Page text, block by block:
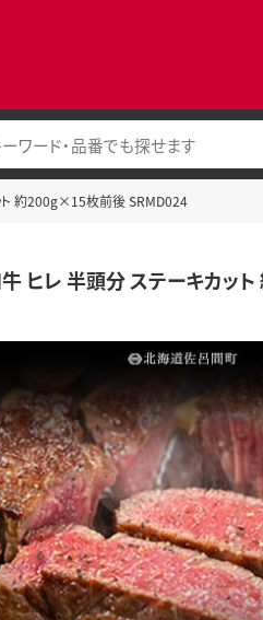
ト 約200g×15枚前後 SRMD024
ヒレ 半頭分 ステーキカ